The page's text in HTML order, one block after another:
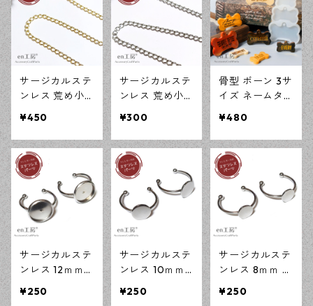
サージカルステ
ンレス 荒め小
ｍｍ ゴールド 5
0cm アジャス
ターチェーン
アレルギー対応
ハンドメイド資
材 【en工房】
¥450
サージカルステ
ンレス 荒め小
ｍｍ シルバー 5
0cm アジャス
ターチェーン
アレルギー対応
ハンドメイド資
材 【en工房】
¥300
骨型 ボーン 3サ
イズ ネームタ
ールド レジン
型 モールド ハ
ンドメイド 資
材【en工房】
¥480
サージカルステ
ンレス 12ｍｍ
プンリング台
¥250
サージカルステ
ンレス 10ｍｍ
リング台 シル
¥250
サージカルステ
ンレス 8ｍｍ 平
ング台 シルバ
¥250